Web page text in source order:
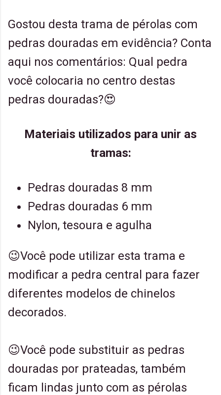
Gostou desta trama de pérolas com
pedras douradas em evidência? Conta
aqui nos comentários: Qual pedra
você colocaria no centro destas
pedras douradas?😍
Materiais utilizados para unir as
tramas:
Pedras douradas 8 mm
Pedras douradas 6 mm
Nylon, tesoura e agulha
😉Você pode utilizar esta trama e
modificar a pedra central para fazer
diferentes modelos de chinelos
decorados.
😉Você pode substituir as pedras
douradas por prateadas, também
ficam lindas junto com as pérolas